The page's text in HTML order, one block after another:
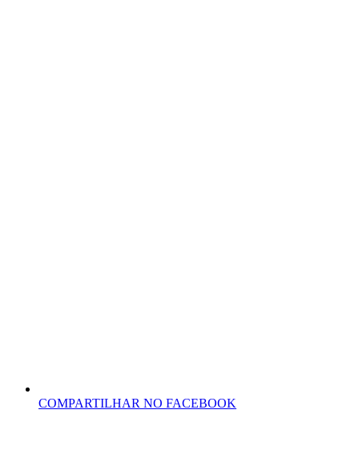
COMPARTILHAR NO FACEBOOK